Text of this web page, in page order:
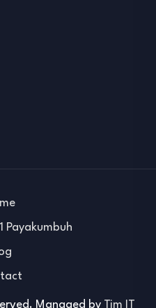
Managed by Tim IT
Payakumbuh